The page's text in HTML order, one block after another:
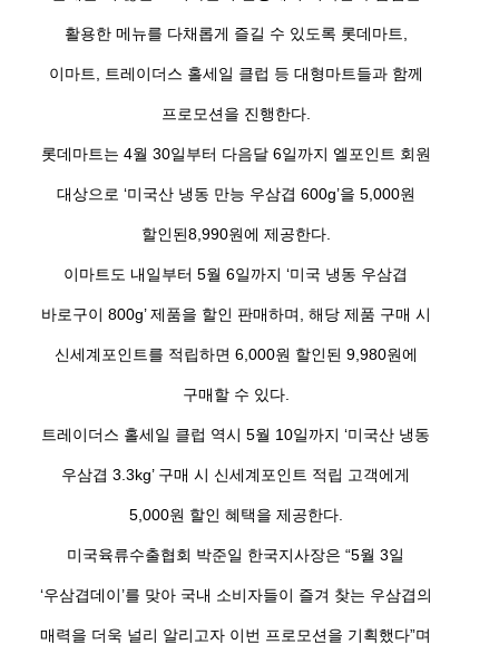
활용한 메뉴를 다채롭게 즐길 수 있도록 롯데마트,
이마트, 트레이더스 홀세일 클럽 등 대형마트들과 함께
프로모션을 진행한다.
롯데마트는 4월 30일부터 다음달 6일까지 엘포인트 회원
대상으로 ‘미국산 냉동 만능 우삼겹 600g’을 5,000원
할인된8,990원에 제공한다.
이마트도 내일부터 5월 6일까지 ‘미국 냉동 우삼겹
바로구이 800g’ 제품을 할인 판매하며, 해당 제품 구매 시
신세계포인트를 적립하면 6,000원 할인된 9,980원에
구매할 수 있다.
트레이더스 홀세일 클럽 역시 5월 10일까지 ‘미국산 냉동
우삼겹 3.3kg’ 구매 시 신세계포인트 적립 고객에게
5,000원 할인 혜택을 제공한다.
미국육류수출협회 박준일 한국지사장은 “5월 3일
‘우삼겹데이’를 맞아 국내 소비자들이 즐겨 찾는 우삼겹의
매력을 더욱 널리 알리고자 이번 프로모션을 기획했다”며